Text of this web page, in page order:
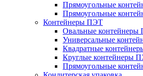
Прямоугольные
Прямоугольные
Контейнеры ПЭТ
Овальные
Универсальные
Квадратные
Круглые контейнеры
Прямоугольные